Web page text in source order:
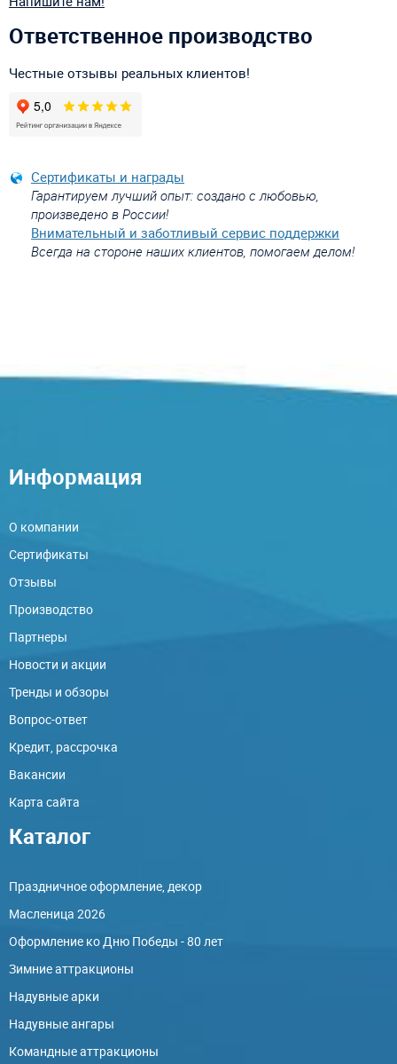
Ответственное производство
Честные отзывы реальных клиентов!
Сертификаты и награды
Гарантируем лучший опыт: создано с любовью,
произведено в России!
Внимательный и заботливый сервис поддержки
Всегда на стороне наших клиентов, помогаем делом!
Информация
О компании
Сертификаты
Отзывы
Производство
Партнеры
Новости и акции
Тренды и обзоры
Вопрос-ответ
Кредит, рассрочка
Вакансии
Карта сайта
Каталог
Праздничное оформление, декор
Масленица 2026
Оформление ко Дню Победы - 80 лет
Зимние аттракционы
Надувные арки
Надувные ангары
Командные аттракционы